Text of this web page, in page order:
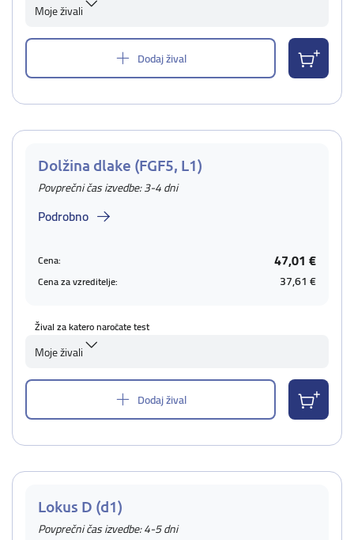
Moje živali
Dodaj žival
Dolžina dlake (FGF5, L1)
Povprečni čas izvedbe: 3-4 dni
Podrobno
Cena: 47,01 €
Cena za vzreditelje: 37,61 €
Žival za katero naročate test
Moje živali
Dodaj žival
Lokus D (d1)
Povprečni čas izvedbe: 4-5 dni